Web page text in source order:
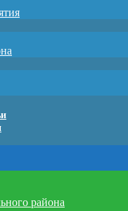
района